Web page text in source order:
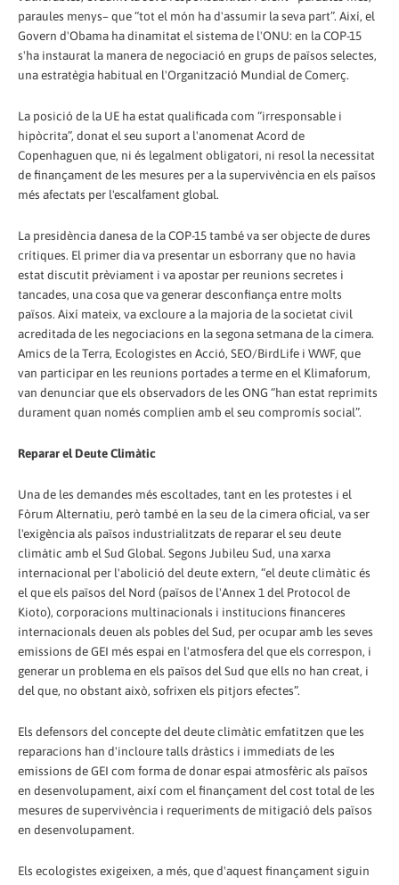
paraules menys– que “tot el món ha d'assumir la seva part”. Així, el
Govern d'Obama ha dinamitat el sistema de l'ONU: en la COP-15
s'ha instaurat la manera de negociació en grups de països selectes,
una estratègia habitual en l'Organització Mundial de Comerç.
La posició de la UE ha estat qualificada com “irresponsable i
hipòcrita”, donat el seu suport a l'anomenat Acord de
Copenhaguen que, ni és legalment obligatori, ni resol la necessitat
de finançament de les mesures per a la supervivència en els països
més afectats per l'escalfament global.
La presidència danesa de la COP-15 també va ser objecte de dures
crítiques. El primer dia va presentar un esborrany que no havia
estat discutit prèviament i va apostar per reunions secretes i
tancades, una cosa que va generar desconfiança entre molts
països. Així mateix, va excloure a la majoria de la societat civil
acreditada de les negociacions en la segona setmana de la cimera.
Amics de la Terra, Ecologistes en Acció, SEO/BirdLife i WWF, que
van participar en les reunions portades a terme en el Klimaforum,
van denunciar que els observadors de les ONG “han estat reprimits
durament quan només complien amb el seu compromís social”.
Reparar el Deute Climàtic
Una de les demandes més escoltades, tant en les protestes i el
Fòrum Alternatiu, però també en la seu de la cimera oficial, va ser
l'exigència als països industrialitzats de reparar el seu deute
climàtic amb el Sud Global. Segons Jubileu Sud, una xarxa
internacional per l'abolició del deute extern, “el deute climàtic és
el que els països del Nord (països de l'Annex 1 del Protocol de
Kioto), corporacions multinacionals i institucions financeres
internacionals deuen als pobles del Sud, per ocupar amb les seves
emissions de GEI més espai en l'atmosfera del que els correspon, i
generar un problema en els països del Sud que ells no han creat, i
del que, no obstant això, sofrixen els pitjors efectes”.
Els defensors del concepte del deute climàtic emfatitzen que les
reparacions han d'incloure talls dràstics i immediats de les
emissions de GEI com forma de donar espai atmosfèric als països
en desenvolupament, així com el finançament del cost total de les
mesures de supervivència i requeriments de mitigació dels països
en desenvolupament.
Els ecologistes exigeixen, a més, que d'aquest finançament siguin